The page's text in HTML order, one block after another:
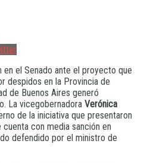
el Senado ante el proyecto que
despidos en la Provincia de
de Buenos Aires generó
La vicegobernadora Verónica
de la iniciativa que presentaron
con media sanción en
defendido por el ministro de